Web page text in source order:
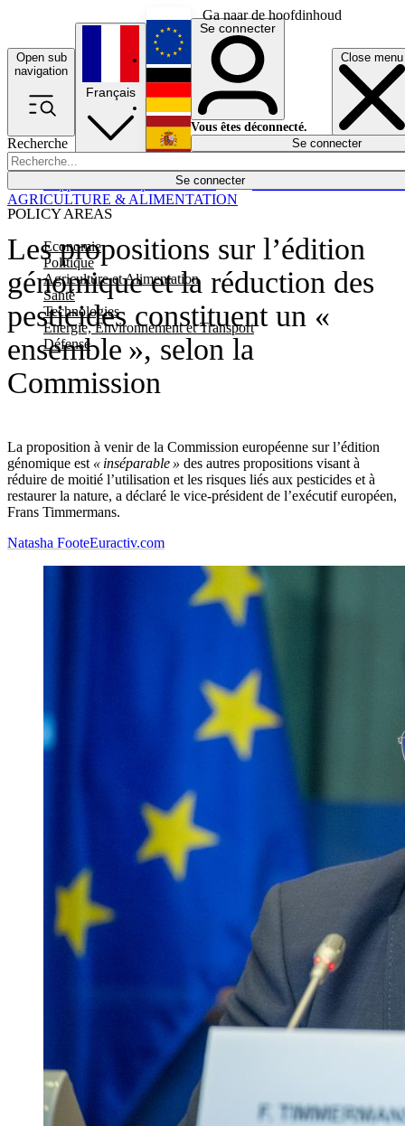
Ga naar de hoofdinhoud
Open sub
navigation
Close menu
Recherche
Se connecter
POLICY AREAS
Economie
Politique
Agriculture et Alimentation
Santé
Technologies
Energie, Environnement et Transport
Défense
Économie
Français
English
Deutsch
Español
Se connecter
Vous êtes déconnecté.
Se connecter
Les propositions sur l’édition
génomique et la réduction des
pesticides constituent un «
ensemble », selon la
Commission
La proposition à venir de la Commission européenne sur l’édition
génomique est « inséparable » des autres propositions visant à
réduire de moitié l’utilisation et les risques liés aux pesticides et à
restaurer la nature, a déclaré le vice-président de l’exécutif européen,
Frans Timmermans.
AGRICULTURE & ALIMENTATION
Natasha FooteEuractiv.com